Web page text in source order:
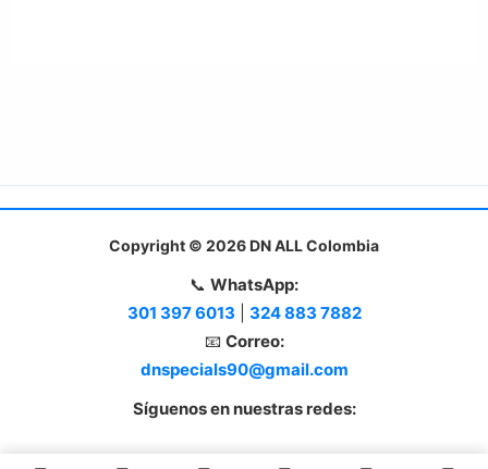
Copyright © 2026 DN ALL Colombia
📞 WhatsApp:
301 397 6013
324 883 7882
📧 Correo:
dnspecials90@gmail.com
Síguenos en nuestras redes: